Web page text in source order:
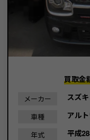
買取金
メーカー スズキ
車種 アル
年式 平成